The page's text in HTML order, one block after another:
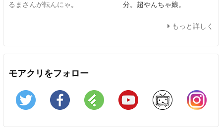
るまさんが転んにゃ。 分。超やんちゃ娘。
もっと詳しく
モアクリをフォロー
Twitter Facebook Feedly YouTube ニコニコ動画